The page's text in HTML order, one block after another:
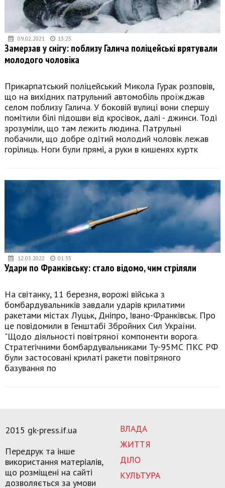
09.02.2021 13:25
Замерзав у снігу: поблизу Галича поліцейські врятували
молодого чоловіка
Прикарпатський поліцейський Микола Гурак розповів,
що на вихідних патрульний автомобіль проїжджав
селом поблизу Галича. У боковій вулиці вони спершу
помітили білі підошви від кросівок, далі - джинси. Тоді
зрозуміли, що там лежить людина. Патрульні
побачили, що добре одітий молодий чоловік лежав
горілиць. Ноги були прямі, а руки в кишенях куртк
12.03.2022 01:35
Удари по Франківську: стало відомо, чим стріляли
На світанку, 11 березня, ворожі війська з
бомбардувальників завдали ударів крилатими
ракетами містах Луцьк, Дніпро, Івано-Франківськ. Про
це повідомили в Генштабі Збройних Сил України.
"Щодо діяльності повітряної компоненти ворога.
Стратегічними бомбардувальниками Ту-95МС ПКС РФ
були застосовані крилаті ракети повітряного
базування по
ВЛАДА
ЖИТТЯ
ДІЛО
КУЛЬТУРА
2015 gk-press.if.ua
Передрук та інше
використання матеріалів,
що розміщені на сайті
дозволяється за умови